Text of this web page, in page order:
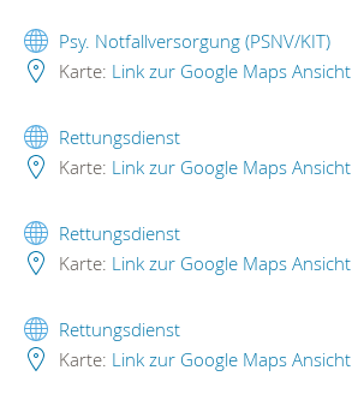
Psy. Notfallversorgung (PSNV/KIT)
Karte: Link zur Google Maps Ansicht
Rettungsdienst
Karte: Link zur Google Maps Ansicht
Rettungsdienst
Karte: Link zur Google Maps Ansicht
Rettungsdienst
Karte: Link zur Google Maps Ansicht